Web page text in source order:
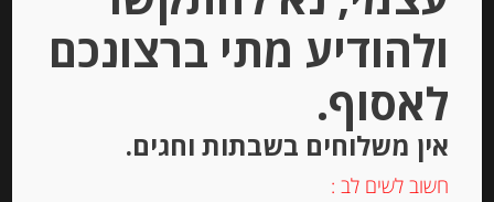
חמאה רכה “אל וויר” במליחות עדינה
ולהודיע מתי ברצונכם
לאסוף.
אין משלוחים בשבתות וחגים.
חשוב לשים לב :